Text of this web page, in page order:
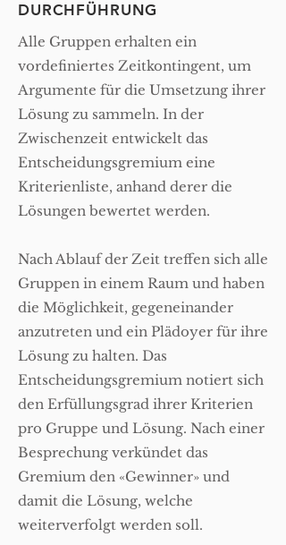
DURCHFÜHRUNG
Alle Gruppen erhalten ein
vordefiniertes Zeitkontingent, um
Argumente für die Umsetzung ihrer
Lösung zu sammeln. In der
Zwischenzeit entwickelt das
Entscheidungsgremium eine
Kriterienliste, anhand derer die
Lösungen bewertet werden.
Nach Ablauf der Zeit treffen sich alle
Gruppen in einem Raum und haben
die Möglichkeit, gegeneinander
anzutreten und ein Plädoyer für ihre
Lösung zu halten. Das
Entscheidungsgremium notiert sich
den Erfüllungsgrad ihrer Kriterien
pro Gruppe und Lösung. Nach einer
Besprechung verkündet das
Gremium den «Gewinner» und
damit die Lösung, welche
weiterverfolgt werden soll.